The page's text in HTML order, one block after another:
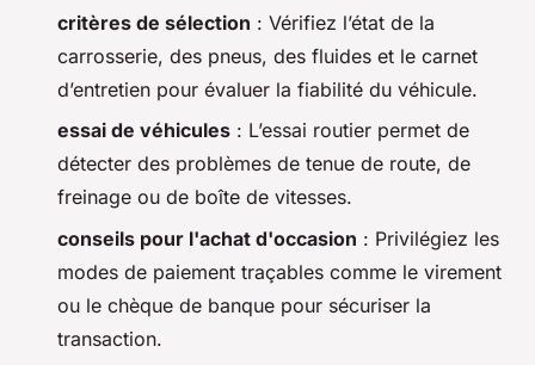
critères de sélection : Vérifiez l’état de la
carrosserie, des pneus, des fluides et le carnet
d’entretien pour évaluer la fiabilité du véhicule.
essai de véhicules : L’essai routier permet de
détecter des problèmes de tenue de route, de
freinage ou de boîte de vitesses.
conseils pour l'achat d'occasion : Privilégiez les
modes de paiement traçables comme le virement
ou le chèque de banque pour sécuriser la
transaction.